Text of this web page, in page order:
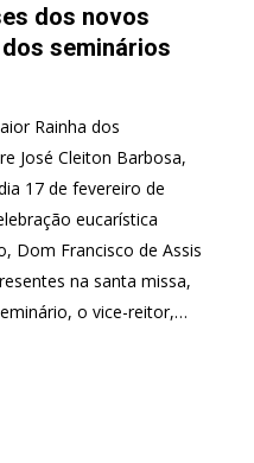
dos novos
seminários
Rainha dos
José Cleiton Barbosa,
17 de fevereiro de
eucarística
Dom Francisco de Assis
na santa missa,
o vice-reitor,…